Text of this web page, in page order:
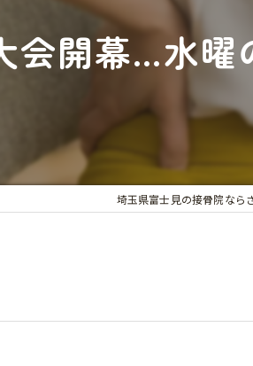
会開幕…水曜
埼玉県富士見の接骨院なら